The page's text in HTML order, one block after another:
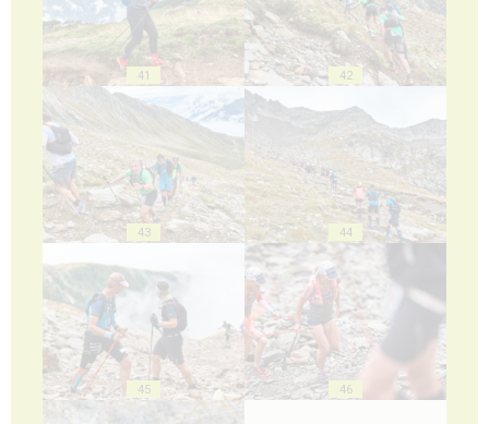
41 42
43 44
45 46